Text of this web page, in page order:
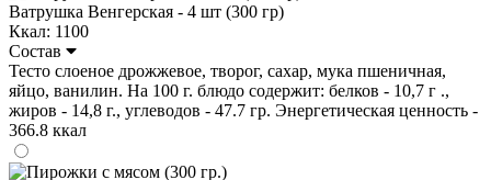
Ватрушка Венгерская - 4 шт (300 гр)
Ккал: 1100
Состав
Тесто слоеное дрожжевое, творог, сахар, мука пшеничная,
яйцо, ванилин. На 100 г. блюдо содержит: белков - 10,7 г .,
жиров - 14,8 г., углеводов - 47.7 гр. Энергетическая ценность -
366.8 ккал